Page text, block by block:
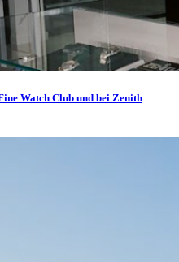
Watch Club und bei Zenith